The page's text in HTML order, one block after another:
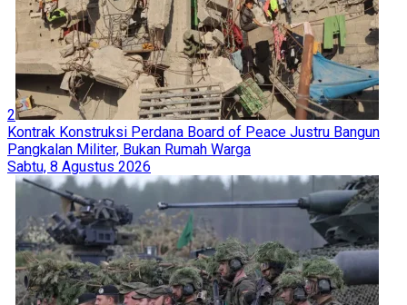
2
Kontrak Konstruksi Perdana Board of Peace Justru Bangun
Pangkalan Militer, Bukan Rumah Warga
Sabtu, 8 Agustus 2026